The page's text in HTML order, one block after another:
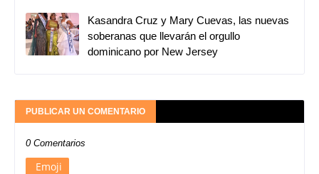
Kasandra Cruz y Mary Cuevas, las nuevas
soberanas que llevarán el orgullo
dominicano por New Jersey
PUBLICAR UN COMENTARIO
0 Comentarios
Emoji